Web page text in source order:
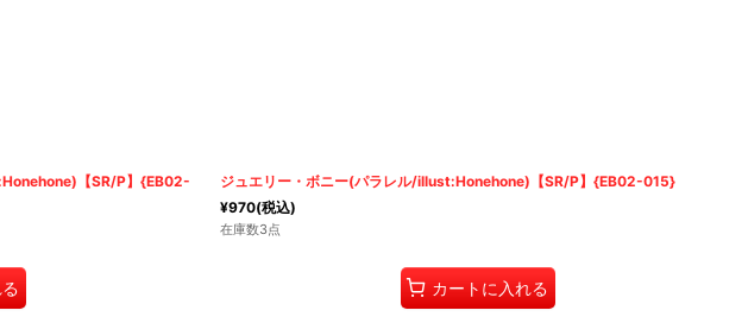
【SR/P】{EB02-
ジュエリー・ボニー(パラレル/illust:Honehone)【SR/P】{EB02-015}
¥970(税込)
在庫数3点
カートに入れる